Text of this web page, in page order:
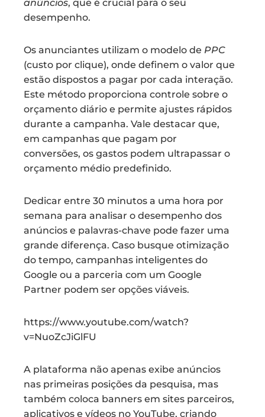
anúncios, que é crucial para o seu
desempenho.
Os anunciantes utilizam o modelo de PPC
(custo por clique), onde definem o valor que
estão dispostos a pagar por cada interação.
Este método proporciona controle sobre o
orçamento diário e permite ajustes rápidos
durante a campanha. Vale destacar que,
em campanhas que pagam por
conversões, os gastos podem ultrapassar o
orçamento médio predefinido.
Dedicar entre 30 minutos a uma hora por
semana para analisar o desempenho dos
anúncios e palavras-chave pode fazer uma
grande diferença. Caso busque otimização
do tempo, campanhas inteligentes do
Google ou a parceria com um Google
Partner podem ser opções viáveis.
https://www.youtube.com/watch?
v=NuoZcJiGlFU
A plataforma não apenas exibe anúncios
nas primeiras posições da pesquisa, mas
também coloca banners em sites parceiros,
aplicativos e vídeos no YouTube, criando